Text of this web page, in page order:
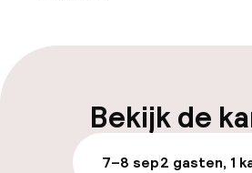
Meertalige
Parkeren & mobiliteit
Bekijk de
7–8 sep2 gasten, 1